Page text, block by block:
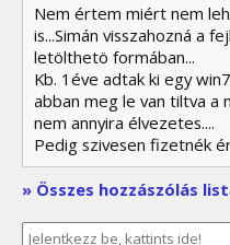
Nem értem miért nem
is...Simán visszahozná a
letölthetö formában...
Kb. 1éve adtak ki egy
abban meg le van tiltva a
nem annyira élvezetes....
Pedig szivesen fizetnék
» Összes hozzászólás